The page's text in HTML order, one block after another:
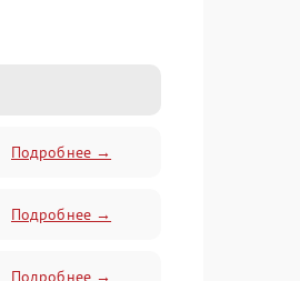
Подробнее →
Подробнее →
Подробнее →